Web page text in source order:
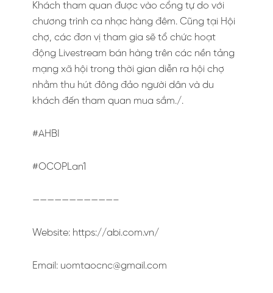
Khách tham quan được vào cổng tự do với
chương trình ca nhạc hàng đêm. Cũng tại Hội
chợ, các đơn vị tham gia sẽ tổ chức hoạt
động Livestream bán hàng trên các nền tảng
mạng xã hội trong thời gian diễn ra hội chợ
nhằm thu hút đông đảo người dân và du
khách đến tham quan mua sắm./.
#AHBI
#OCOPLan1
———————————–
Website: https://abi.com.vn/
Email: uomtaocnc@gmail.com